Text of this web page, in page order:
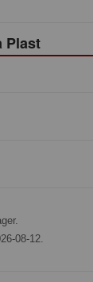
Plast
08-12.